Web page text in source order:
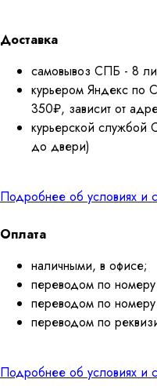
Доставка
самовывоз СПБ - 8
курьером Яндекс по
350₽, зависит от
курьерской
до двери)
Подробнее об условиях и
Оплата
наличными, в офисе;
переводом по номеру
переводом по номеру
переводом по
Подробнее об условиях и